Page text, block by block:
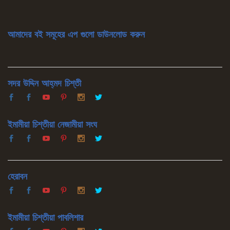
আমাদের বই সমূহের এপ গুলো ডাউনলোড করুন
সদর উদ্দিন আহ্‌মদ চিশ্‌তী
ইমামীয়া চিশ্‌তীয়া নেজামীয়া সংঘ
হেরাবন
ইমামীয়া চিশ্‌তীয়া পাবলিশার